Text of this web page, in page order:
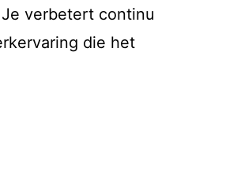
verbetert continu
die het